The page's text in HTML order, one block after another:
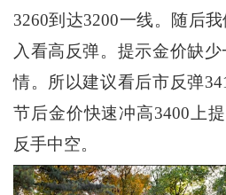
3260到达3200一线。随后
入看高反弹。提示金价缺
情。所以建议看后市反弹
节后金价快速冲高3400上
反手中空。